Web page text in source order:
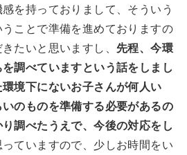
を持っておりまして、そういう
ことで準備を進めておりますの
たいと思いますし、 先程、今環
調べていますという話をしまし
境下にないお子さんが何人い
のものを準備する必要があるの
調べたうえで、今後の対応をし
っていますので、少しお時間をい